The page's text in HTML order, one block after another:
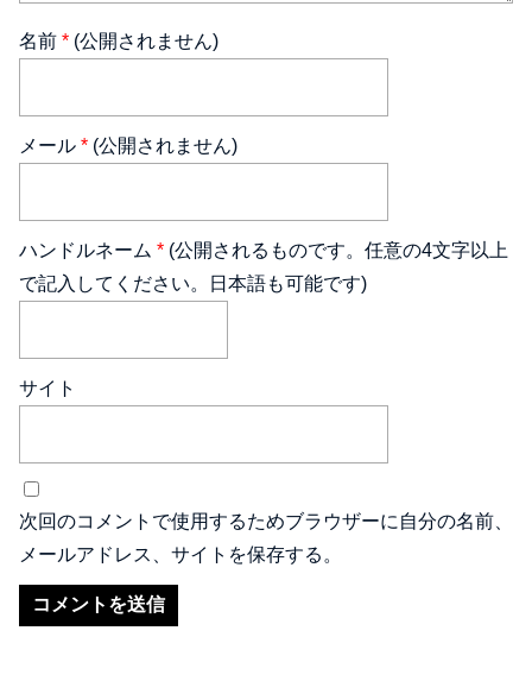
名前 * (公開されません)
メール * (公開されません)
ハンドルネーム * (公開されるものです。任意の4文字以上
で記入してください。日本語も可能です)
サイト
次回のコメントで使用するためブラウザーに自分の名前、
メールアドレス、サイトを保存する。